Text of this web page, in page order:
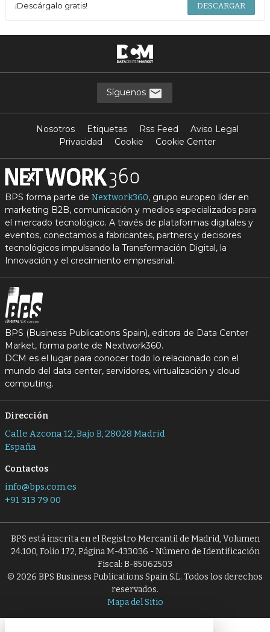
¡Descárgalo gratis! DESCARGAR
Síguenos
Nosotros Etiquetas Rss Feed
Aviso Legal
Privacidad
Cookie Cookie Center
BPS forma parte de Nextwork360, grupo europeo líder en
marketing B2B, comunicación y medios especializados para
el mercado tecnológico. A través de plataformas digitales y
eventos, conectamos a fabricantes, partners y decisores
tecnológicos impulsando la Transformación Digital, la
Innovación y el crecimiento empresarial.
BPS (Business Publications Spain), editora de Data Center
Market, forma parte de Nextwork360.
DCM es el lugar para conocer todo lo relacionado con el
mundo del data center, servidores, virtualización y cloud
computing.
Dirección
Calle Azcona 12, Bajo B, 28028 Madrid
España
Contactos
info@bps.com.es
+91 313 79 00
BPS está inscrita en el Registro Mercantil de Madrid, Volumen
24.100, Folio 172, Página M-433036 - Número de Identificación
Fiscal: B-85062503
© 2026 BPS Business Publications Spain S.L. Todos los derechos
reservados.
Mapa del Sitio